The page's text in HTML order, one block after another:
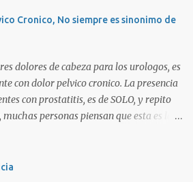
estos terminos, para poder definir el
y con ello el CORRECTO tratamiento
geneticos, hormonales (pubertad
pesticidas en el embarazo de la madre, o
REAL: Usualmente asociado
, y esta definido como aquel pene que se
Micropene). Asi en un ...
Cronico, No siempre es sinonimo de
dolores de cabeza para los urologos, es
con dolor pelvico cronico. La presencia
con prostatitis, es de SOLO, y repito
personas piensan que esta es la
tipo 2 o Prostatitis Infecciosa